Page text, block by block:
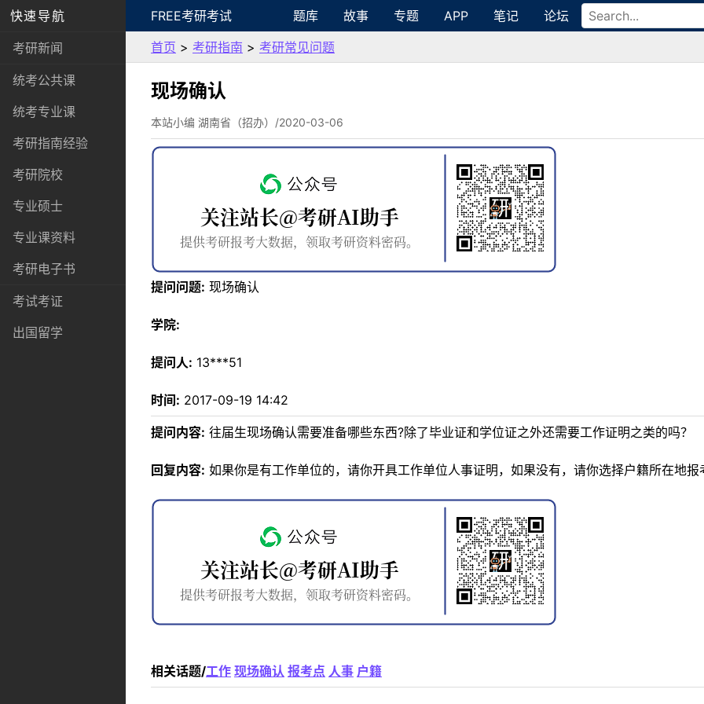
快速导航
考研新闻
统考公共课
统考专业课
考研指南经验
考研院校
专业硕士
专业课资料
考研电子书
考试考证
出国留学
FREE考研考试 题库 故事 专题 APP 笔记
论坛
首页 > 考研指南 > 考研常见问题
现场确认
本站小编 湖南省（招办）/2020-03-06
提问问题: 现场确认
学院:
提问人: 13***51
时间: 2017-09-19 14:42
提问内容: 往届生现场确认需要准备哪些东西?除了毕业证和学位证之外还需要工作证明之类的吗？
回复内容: 如果你是有工作单位的，请你开具工作单位人事证明，如果没有，请你选择户籍所在地报
相关话题/工作 现场确认 报考点 人事 户籍